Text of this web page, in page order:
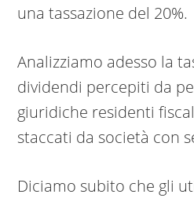
una tassazione del 20%.
Analizziamo adesso la
dividendi percepiti da
giuridiche residenti
staccati da società con
Diciamo subito che gli